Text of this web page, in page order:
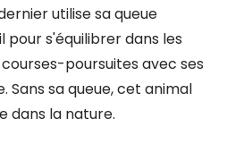
utilise sa queue
s'équilibrer dans les
poursuites avec ses
Sans sa queue, cet animal
dans la nature.